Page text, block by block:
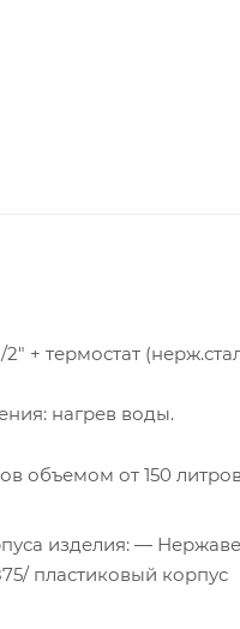
2" + термостат
нагрев воды.
объемом от 150
изделия: —
пластиковый корпус